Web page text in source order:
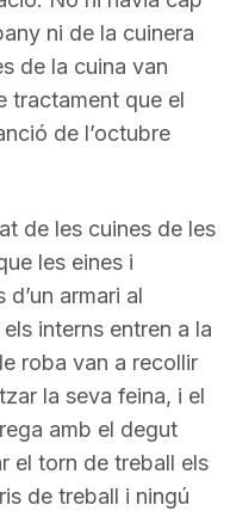
ni de la cuinera
de la cuina van
tractament que el
de l’octubre
de les cuines de les
les eines i
armari al
interns entren a la
roba van a recollir
la seva feina, i el
amb el degut
el torn de treball els
de treball i ningú